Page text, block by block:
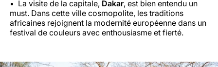
La visite de la capitale, Dakar, est bien entendu un
must. Dans cette ville cosmopolite, les traditions
africaines rejoignent la modernité européenne dans un
festival de couleurs avec enthousiasme et fierté.